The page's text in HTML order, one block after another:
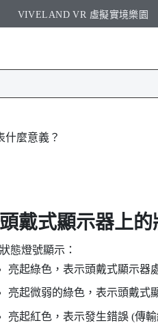
VIVELAND VR 虛擬實境樂園​
什麼意義？
頭戴式顯示器上
狀態燈號顯示：
亮起綠色，表示頭戴式顯示器
亮起微弱的綠色，表示頭戴式
亮起紅色，表示發生錯誤 (傳